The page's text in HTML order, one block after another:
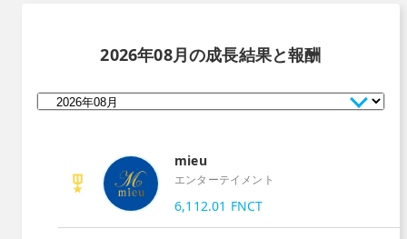
2026年08月の成長結果と報酬
mieu
エンターテイメント
6,112.01 FNCT